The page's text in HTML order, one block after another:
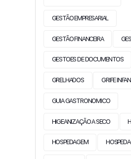
GESTÃO EMPRESARIAL
GESTÃO FINANCEIRA
GESTOES DE DOCUMENTOS
GRELHADOS GRIFE
GUIA GASTRONOMICO
HIGEANIZAÇÃO A SECO
HOSPEDAGEM